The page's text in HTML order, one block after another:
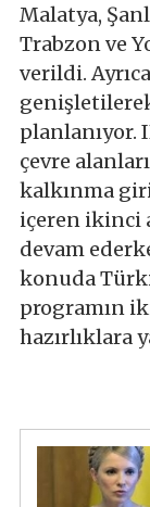
Malatya,
Trabzon ve
verildi.
planlanıyor.
çevre
kalkınma
içeren ikinci
devam
konuda
programın
hazırlıklara